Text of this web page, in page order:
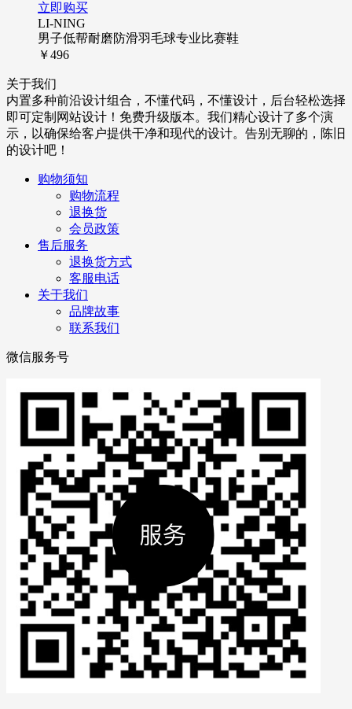
立即购买
LI-NING
男子低帮耐磨防滑羽毛球专业比赛鞋
￥496
关于我们
内置多种前沿设计组合，不懂代码，不懂设计，后台轻松选择
即可定制网站设计！免费升级版本。我们精心设计了多个演
示，以确保给客户提供干净和现代的设计。告别无聊的，陈旧
的设计吧！
购物须知
购物流程
退换货
会员政策
售后服务
退换货方式
客服电话
关于我们
品牌故事
联系我们
微信服务号